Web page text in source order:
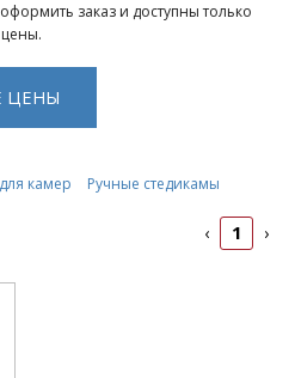
заказ и доступны только
ЦЕНЫ
камер Ручные стедикамы
‹ 1 ›